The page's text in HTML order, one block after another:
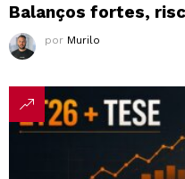
Balanços fortes,
por Murilo